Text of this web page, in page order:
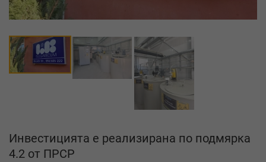
Инвестицията е реализирана по подмярка
4.2 от ПРСР